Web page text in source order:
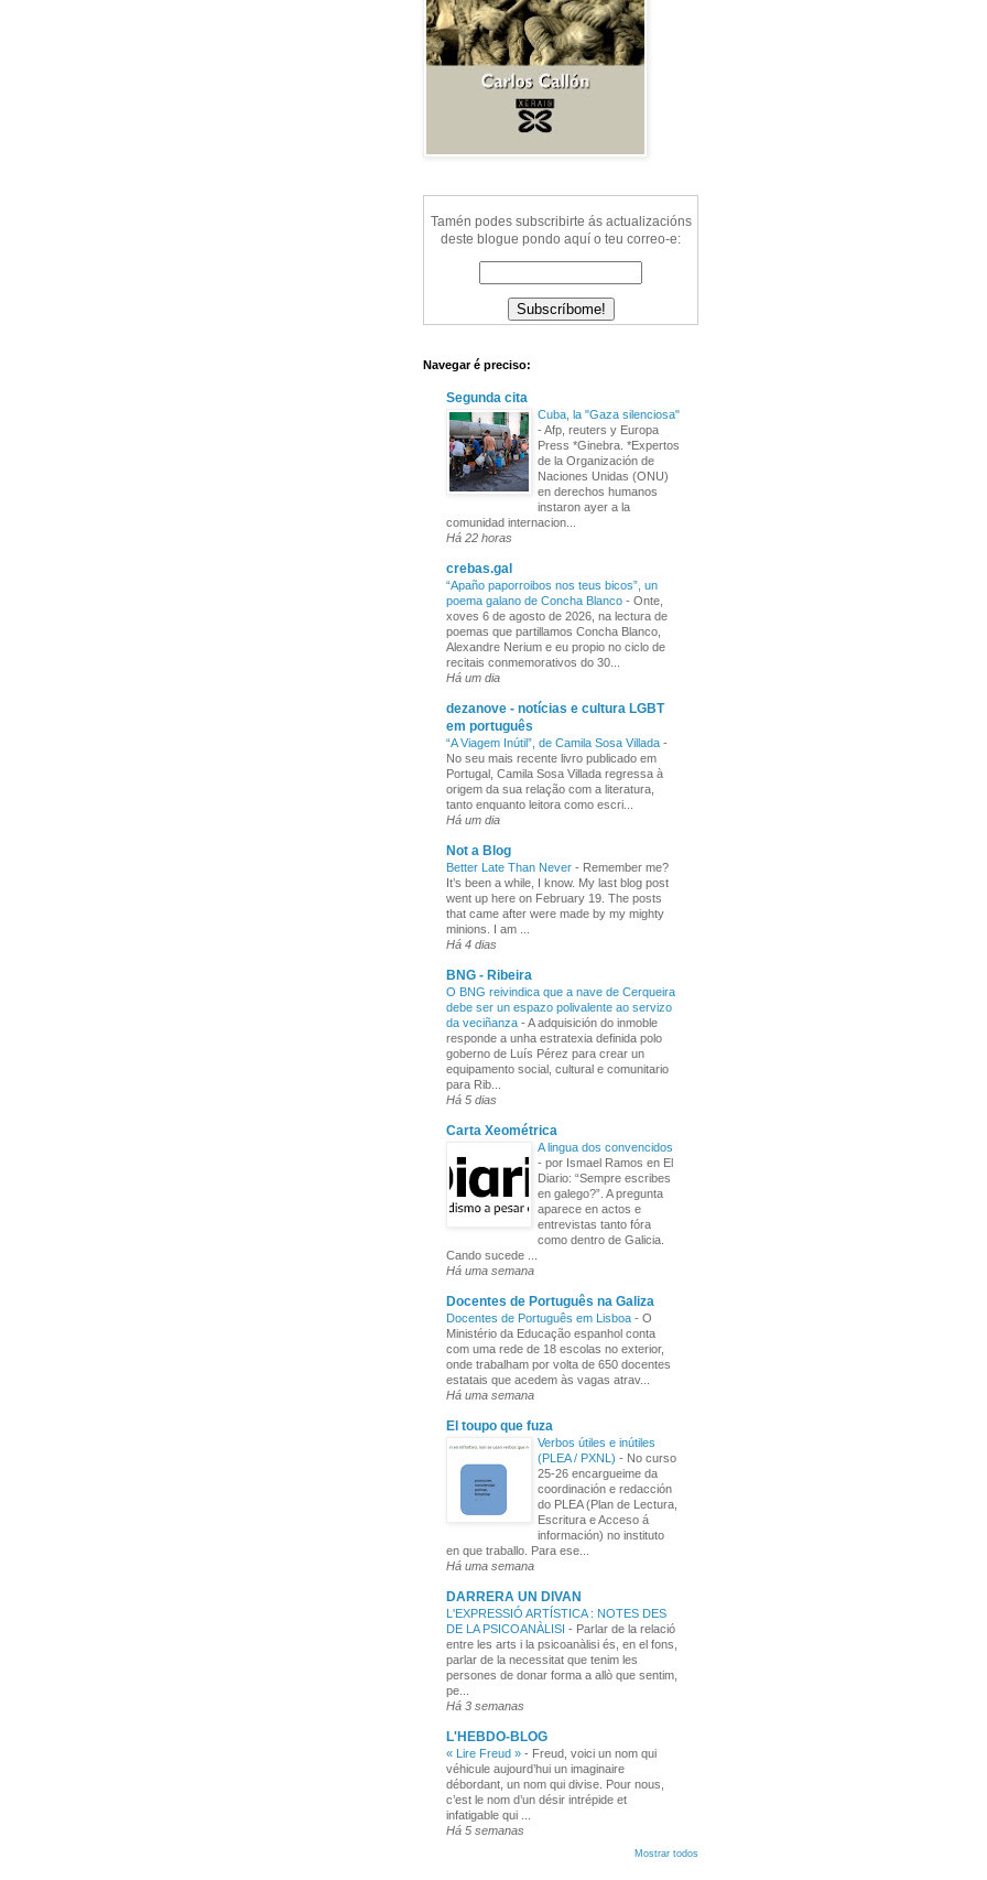
Tamén podes subscribirte ás actualizacións
deste blogue pondo aquí o teu correo-e:
Navegar é preciso:
Segunda cita
Cuba, la "Gaza silenciosa"
- Afp, reuters y Europa
Press *Ginebra. *Expertos
de la Organización de
Naciones Unidas (ONU)
en derechos humanos
instaron ayer a la
comunidad internacion...
Há 22 horas
crebas.gal
“Apaño paporroibos nos teus bicos”, un
poema galano de Concha Blanco - Onte,
xoves 6 de agosto de 2026, na lectura de
poemas que partillamos Concha Blanco,
Alexandre Nerium e eu propio no ciclo de
recitais conmemorativos do 30...
Há um dia
dezanove - notícias e cultura LGBT
em português
“A Viagem Inútil”, de Camila Sosa Villada -
No seu mais recente livro publicado em
Portugal, Camila Sosa Villada regressa à
origem da sua relação com a literatura,
tanto enquanto leitora como escri...
Há um dia
Not a Blog
Better Late Than Never - Remember me?
It’s been a while, I know. My last blog post
went up here on February 19. The posts
that came after were made by my mighty
minions. I am ...
Há 4 dias
BNG - Ribeira
O BNG reivindica que a nave de Cerqueira
debe ser un espazo polivalente ao servizo
da veciñanza - A adquisición do inmoble
responde a unha estratexia definida polo
goberno de Luís Pérez para crear un
equipamento social, cultural e comunitario
para Rib...
Há 5 dias
Carta Xeométrica
A lingua dos convencidos
- por Ismael Ramos en El
Diario: “Sempre escribes
en galego?”. A pregunta
aparece en actos e
entrevistas tanto fóra
como dentro de Galicia.
Cando sucede ...
Há uma semana
Docentes de Português na Galiza
Docentes de Português em Lisboa - O
Ministério da Educação espanhol conta
com uma rede de 18 escolas no exterior,
onde trabalham por volta de 650 docentes
estatais que acedem às vagas atrav...
Há uma semana
El toupo que fuza
Verbos útiles e inútiles
(PLEA / PXNL) - No curso
25-26 encargueime da
coordinación e redacción
do PLEA (Plan de Lectura,
Escritura e Acceso á
información) no instituto
en que traballo. Para ese...
Há uma semana
DARRERA UN DIVAN
L'EXPRESSIÓ ARTÍSTICA : NOTES DES
DE LA PSICOANÀLISI - Parlar de la relació
entre les arts i la psicoanàlisi és, en el fons,
parlar de la necessitat que tenim les
persones de donar forma a allò que sentim,
pe...
Há 3 semanas
L'HEBDO-BLOG
« Lire Freud » - Freud, voici un nom qui
véhicule aujourd’hui un imaginaire
débordant, un nom qui divise. Pour nous,
c’est le nom d’un désir intrépide et
infatigable qui ...
Há 5 semanas
Mostrar todos